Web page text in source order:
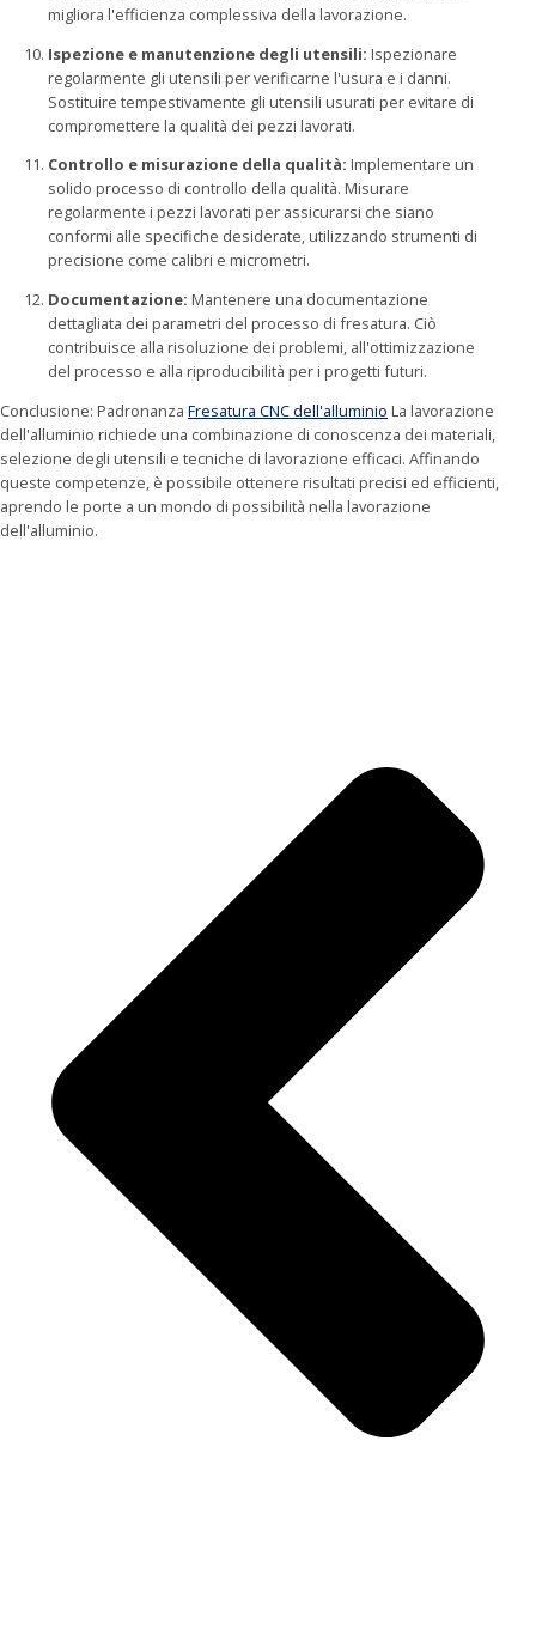
migliora l'efficienza complessiva della lavorazione.
Ispezione e manutenzione degli utensili: Ispezionare
regolarmente gli utensili per verificarne l'usura e i danni.
Sostituire tempestivamente gli utensili usurati per evitare di
compromettere la qualità dei pezzi lavorati.
Controllo e misurazione della qualità: Implementare un
solido processo di controllo della qualità. Misurare
regolarmente i pezzi lavorati per assicurarsi che siano
conformi alle specifiche desiderate, utilizzando strumenti di
precisione come calibri e micrometri.
Documentazione: Mantenere una documentazione
dettagliata dei parametri del processo di fresatura. Ciò
contribuisce alla risoluzione dei problemi, all'ottimizzazione
del processo e alla riproducibilità per i progetti futuri.
Conclusione: Padronanza Fresatura CNC dell'alluminio La lavorazione
dell'alluminio richiede una combinazione di conoscenza dei materiali,
selezione degli utensili e tecniche di lavorazione efficaci. Affinando
queste competenze, è possibile ottenere risultati precisi ed efficienti,
aprendo le porte a un mondo di possibilità nella lavorazione
dell'alluminio.